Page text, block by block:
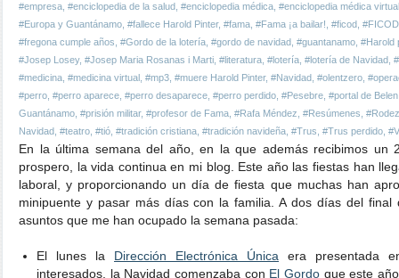
#empresa #enciclopedia de la salud #enciclopedia médica #enciclopedia médica virtual
#Europa y Guantánamo #fallece Harold Pinter, #fama #Fama ¡a bailar! #ficod
#fregona cumple años #Gordo de la lotería #gordo de navidad #guantanamo #Harold
#Josep Losey, #Josep Maria Rosanas i Marti #literatura #lotería #lotería de Navidad
#medicina #medicina virtual #mp3 #muere Harold Pinter, #Navidad #olentzero
#perro #perro aparece #perro desaparece #perro perdido #Pesebre #portal de Belen
Guantánamo #prisión militar, #profesor de Fama #Rafa Méndez #Resúmenes #Rodez
Navidad #teatro #tió #tradición cristiana #tradición navideña #Trus #Trus perdido
En la última semana del año, en la que además recibimos un
prospero, la vida continua en mi blog. Este año las fiestas han
laboral, y proporcionando un día de fiesta que muchas han
minipuente y pasar más días con la familia. A dos días del
asuntos que me han ocupado la semana pasada:
El lunes la Dirección Electrónica Única era presentada
interesados, la Navidad comenzaba con El Gordo que este